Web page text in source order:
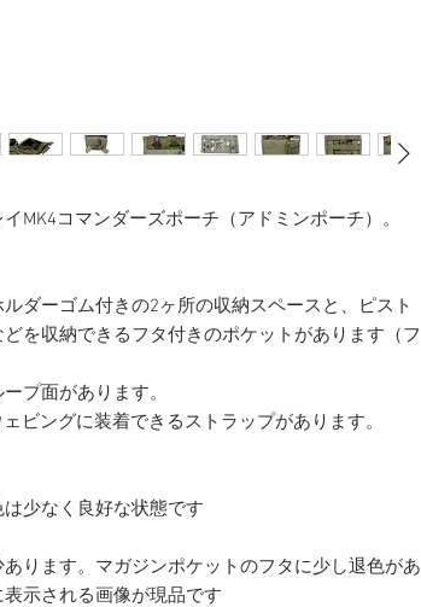
MK4コマンダーズポーチ（アドミンポーチ）。
ダーゴム付きの2ヶ所の収納スペースと、ピスト
を収納できるフタ付きのポケットがあります（フ
プ面があります。
ビングに装着できるストラップがあります。
少なく良好な状態です
ります。マガジンポケットのフタに少し退色があ
示される画像が現品です